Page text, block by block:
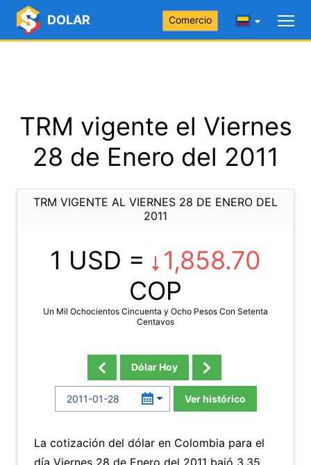
DOLAR Comercio
TRM vigente el Viernes
28 de Enero del 2011
TRM VIGENTE AL VIERNES 28 DE ENERO DEL
2011
1 USD =
1,858.70
COP
Un Mil Ochocientos Cincuenta y Ocho Pesos Con Setenta
Centavos
Dólar Hoy
Ver histórico
La cotización del dólar en Colombia para el
día Viernes 28 de Enero del 2011 bajó 3.35